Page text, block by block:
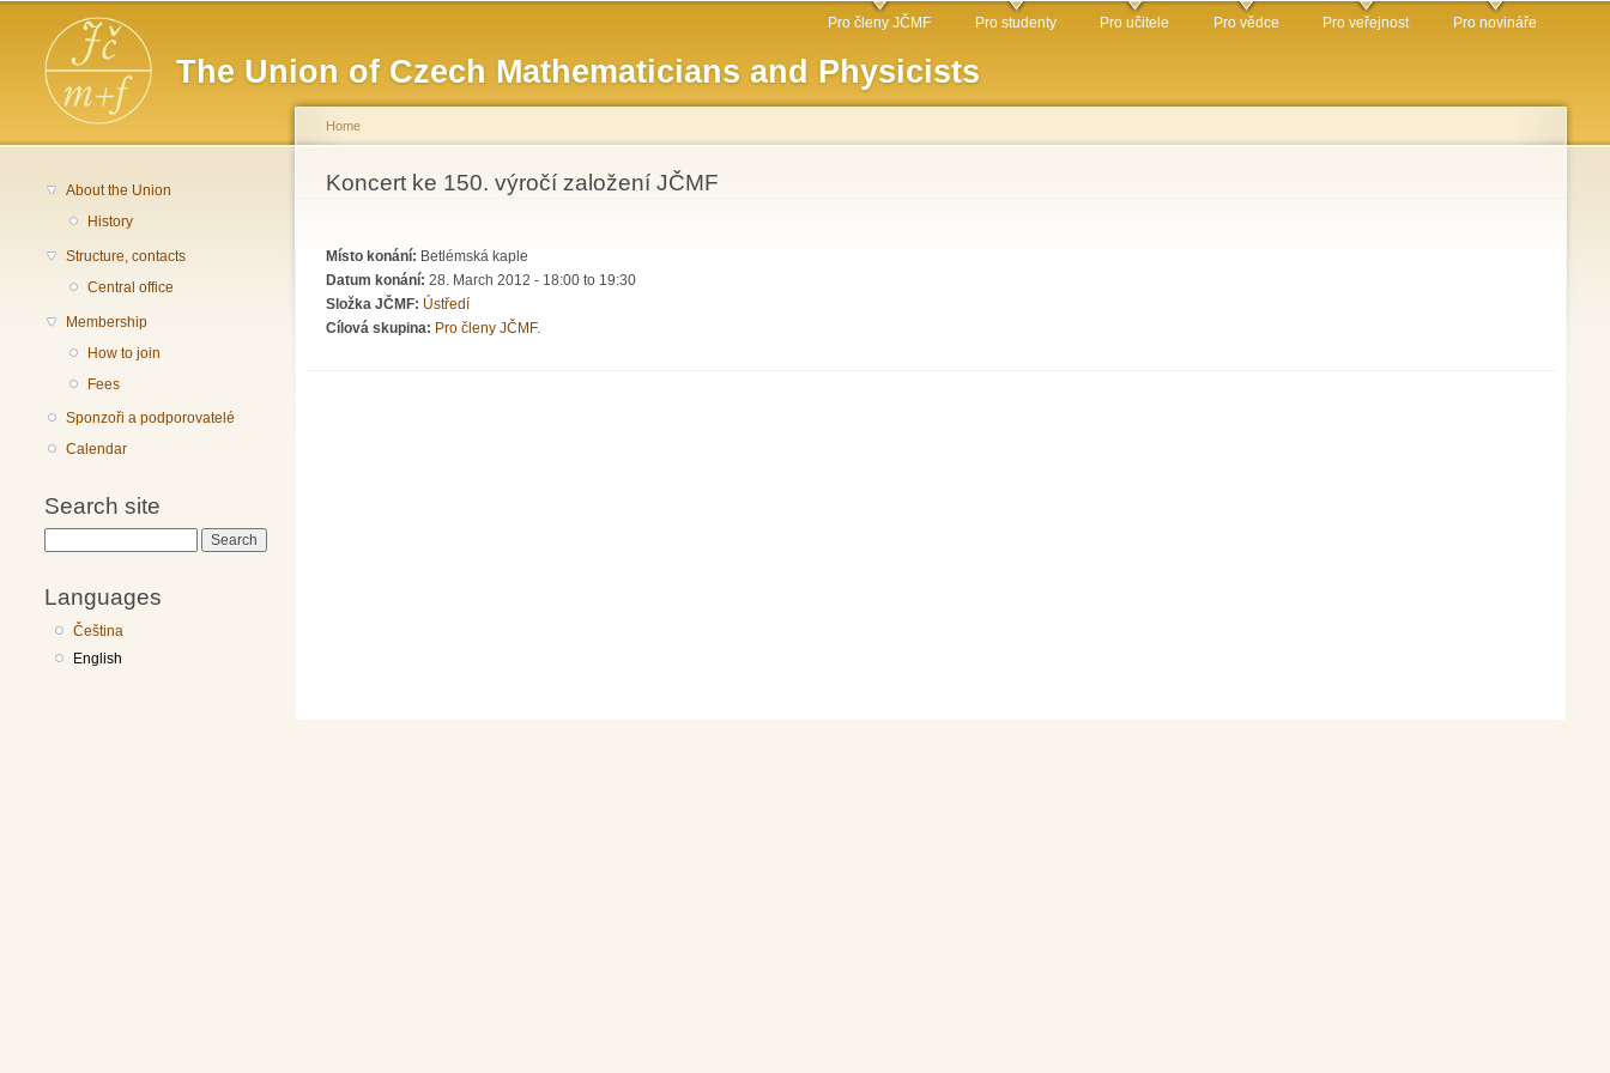
The Union of Czech Mathematicians and Physicists
Main menu Pro členy JČMF Pro studenty Pro učitele Pro vědce Pro veřejnost Pro novináře
About the Union
History
Structure, contacts
Central office
Membership
How to join
Fees
Sponzoři a podporovatelé
Calendar
Search site
Languages
Čeština
English
You are here
Home
Koncert ke 150. výročí založení JČMF
Místo konání: Betlémská kaple
Datum konání: 28. March 2012 - 18:00 to 19:30
Složka JČMF: Ústředí
Cílová skupina: Pro členy JČMF.